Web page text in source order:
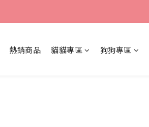
熱銷商品 貓貓專區 狗狗專區